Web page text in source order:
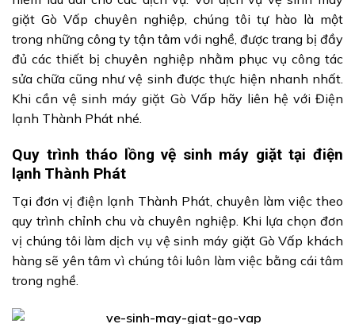
giặt Gò Vấp chuyên nghiệp, chúng tôi tự hào là một
trong những công ty tận tâm với nghề, được trang bị đầy
đủ các thiết bị chuyên nghiệp nhằm phục vụ công tác
sửa chữa cũng như vệ sinh được thực hiện nhanh nhất.
Khi cần vệ sinh máy giặt Gò Vấp hãy liên hệ với Điện
lạnh Thành Phát nhé.
Quy trình tháo lồng vệ sinh máy giặt tại điện
lạnh Thành Phát
Tại đơn vị điện lạnh Thành Phát, chuyên làm việc theo
quy trình chỉnh chu và chuyên nghiệp. Khi lựa chọn đơn
vị chúng tôi làm dịch vụ vệ sinh máy giặt Gò Vấp khách
hàng sẽ yên tâm vì chúng tôi luôn làm việc bằng cái tâm
trong nghề.